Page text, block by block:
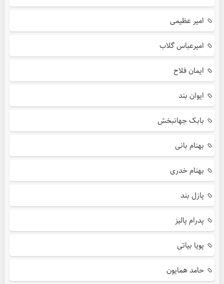
امیر عظیمی
امیرعباس گلاب
ایمان فلاح
ایوان بند
بابک جهانبخش
بهنام بانی
بهنام خدری
پازل بند
پدرام پالیز
پویا بیاتی
حامد همایون